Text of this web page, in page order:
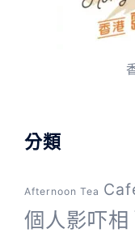
分類
Afternoon Tea
個人影吓相